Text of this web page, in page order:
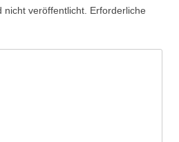
nicht veröffentlicht. Erforderliche